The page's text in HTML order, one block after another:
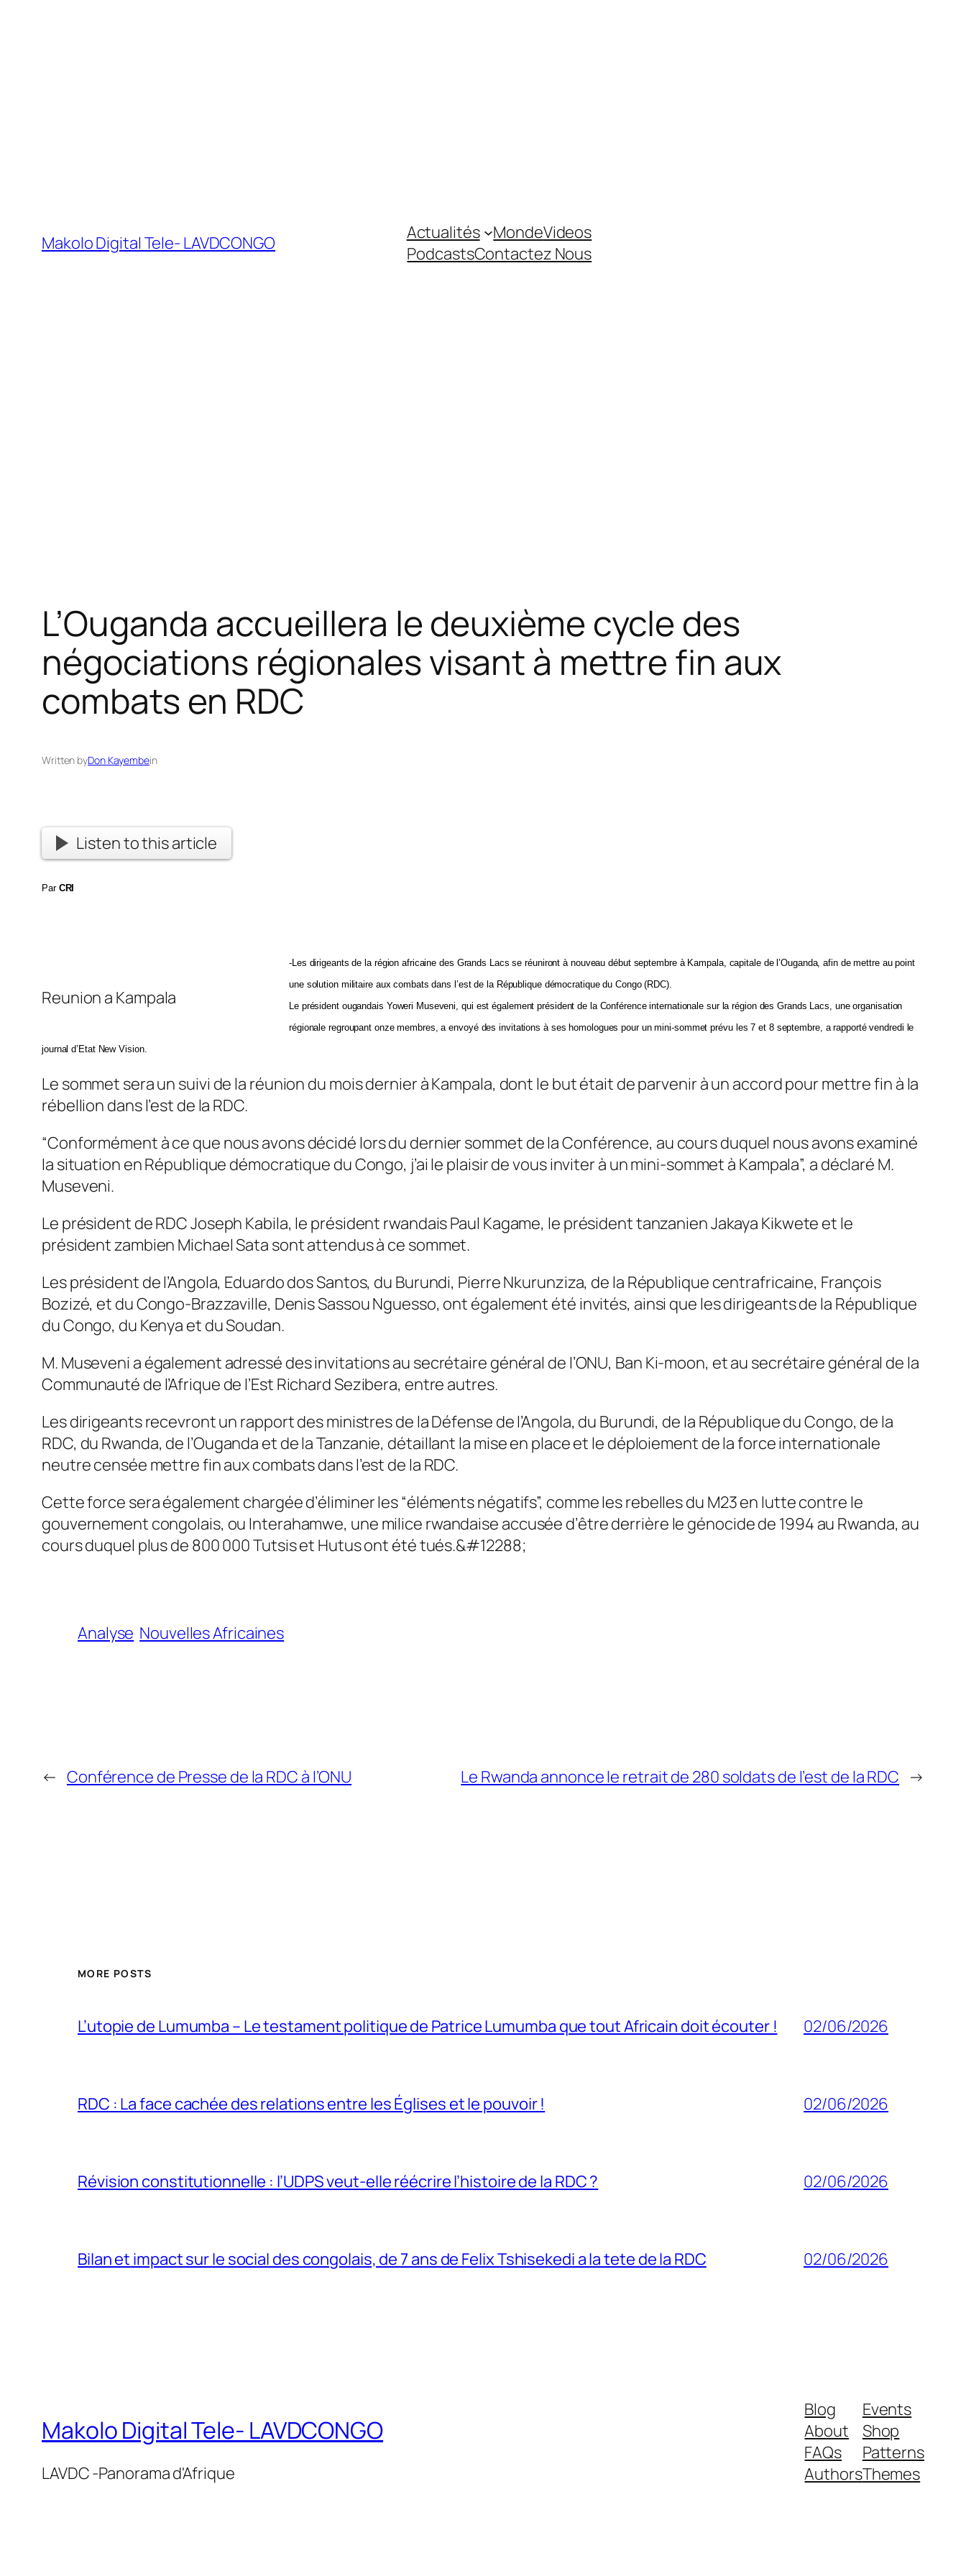
Makolo Digital Tele- LAVDCONGO Actualités MondeVideos
PodcastsContactez Nous
L’Ouganda accueillera le deuxième cycle des
négociations régionales visant à mettre fin aux
combats en RDC
Written byDon Kayembein
Listen to this article
Par CRI
Reunion a Kampala
-Les dirigeants de la région africaine des Grands Lacs se réuniront à nouveau début septembre à Kampala, capitale de l’Ouganda, afin de mettre au point
une solution militaire aux combats dans l’est de la République démocratique du Congo (RDC).
Le président ougandais Yoweri Museveni, qui est également président de la Conférence internationale sur la région des Grands Lacs, une organisation
régionale regroupant onze membres, a envoyé des invitations à ses homologues pour un mini-sommet prévu les 7 et 8 septembre, a rapporté vendredi le
journal d’Etat New Vision.
Le sommet sera un suivi de la réunion du mois dernier à Kampala, dont le but était de parvenir à un accord pour mettre fin à la
rébellion dans l’est de la RDC.
“Conformément à ce que nous avons décidé lors du dernier sommet de la Conférence, au cours duquel nous avons examiné
la situation en République démocratique du Congo, j’ai le plaisir de vous inviter à un mini-sommet à Kampala”, a déclaré M.
Museveni.
Le président de RDC Joseph Kabila, le président rwandais Paul Kagame, le président tanzanien Jakaya Kikwete et le
président zambien Michael Sata sont attendus à ce sommet.
Les président de l’Angola, Eduardo dos Santos, du Burundi, Pierre Nkurunziza, de la République centrafricaine, François
Bozizé, et du Congo-Brazzaville, Denis Sassou Nguesso, ont également été invités, ainsi que les dirigeants de la République
du Congo, du Kenya et du Soudan.
M. Museveni a également adressé des invitations au secrétaire général de l’ONU, Ban Ki-moon, et au secrétaire général de la
Communauté de l’Afrique de l’Est Richard Sezibera, entre autres.
Les dirigeants recevront un rapport des ministres de la Défense de l’Angola, du Burundi, de la République du Congo, de la
RDC, du Rwanda, de l’Ouganda et de la Tanzanie, détaillant la mise en place et le déploiement de la force internationale
neutre censée mettre fin aux combats dans l’est de la RDC.
Cette force sera également chargée d’éliminer les “éléments négatifs”, comme les rebelles du M23 en lutte contre le
gouvernement congolais, ou Interahamwe, une milice rwandaise accusée d’être derrière le génocide de 1994 au Rwanda, au
cours duquel plus de 800 000 Tutsis et Hutus ont été tués.&#12288;
Analyse Nouvelles Africaines
← Conférence de Presse de la RDC à l’ONU Le Rwanda annonce le retrait de 280 soldats de l’est de la RDC →
MORE POSTS
L’utopie de Lumumba – Le testament politique de Patrice Lumumba que tout Africain doit écouter ! 02/06/2026
RDC : La face cachée des relations entre les Églises et le pouvoir ! 02/06/2026
Révision constitutionnelle : l’UDPS veut-elle réécrire l’histoire de la RDC ? 02/06/2026
Bilan et impact sur le social des congolais, de 7 ans de Felix Tshisekedi a la tete de la RDC 02/06/2026
Makolo Digital Tele- LAVDCONGO
LAVDC -Panorama d'Afrique
Blog
About
FAQs
Authors
Events
Shop
Patterns
Themes